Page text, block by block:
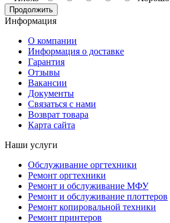
Продолжить
Информация
О компании
Информация о доставке
Гарантия
Отзывы
Вакансии
Документы
Связаться с нами
Возврат товара
Карта сайта
Наши услуги
Обслуживание оргтехники
Ремонт оргтехники
Ремонт и обслуживание МФУ
Ремонт и обслуживание плоттеров
Ремонт копировальной техники
Ремонт принтеров